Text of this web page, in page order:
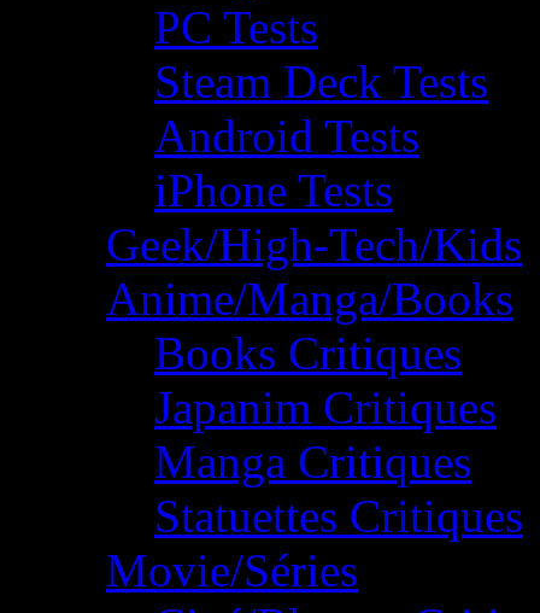
PC Tests
Steam Deck Tests
Android Tests
iPhone Tests
Geek/High-Tech/Kids
Anime/Manga/Books
Books Critiques
Japanim Critiques
Manga Critiques
Statuettes Critiques
Movie/Séries